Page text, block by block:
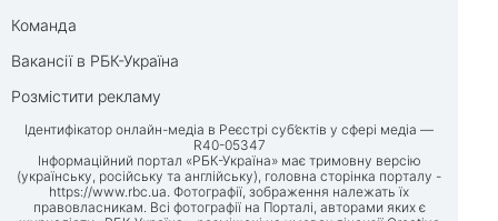
Команда
Вакансії в РБК-Україна
Розмістити рекламу
Ідентифікатор онлайн-медіа в Реєстрі суб’єктів у сфері медіа —
R40-05347
Інформаційний портал «РБК-Україна» має тримовну версію
(українську, російську та англійську), головна сторінка порталу -
https://www.rbc.ua. Фотографії, зображення належать їх
правовласникам. Всі фотографії на Порталі, авторами яких є